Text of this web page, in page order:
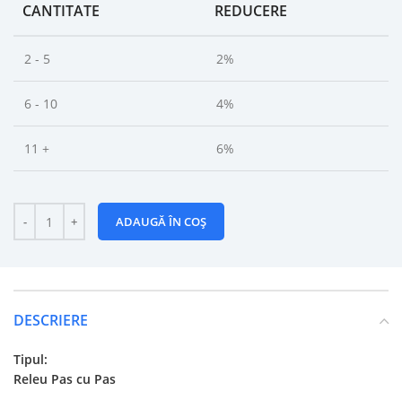
CANTITATE REDUCERE
2 - 5 2%
6 - 10 4%
11 + 6%
ADAUGĂ ÎN COȘ
DESCRIERE
Tipul:
Releu Pas cu Pas